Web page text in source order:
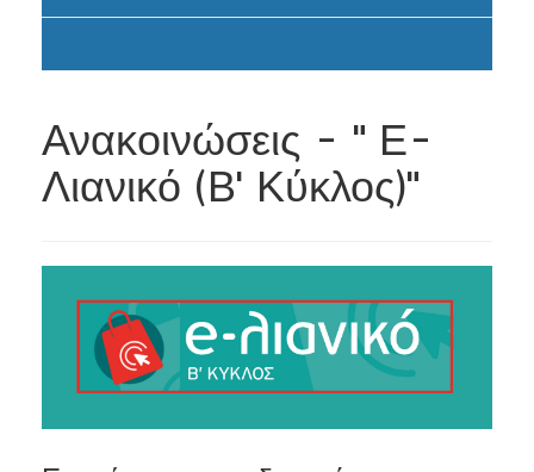
Ανακοινώσεις - " Ε-
Λιανικό (Β' Κύκλος)"